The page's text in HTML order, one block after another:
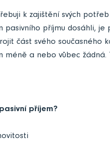
k zajištění svých
pasivního příjmu dosáhli,
část svého současného
méně a nebo vůbec žádná.
příjem?